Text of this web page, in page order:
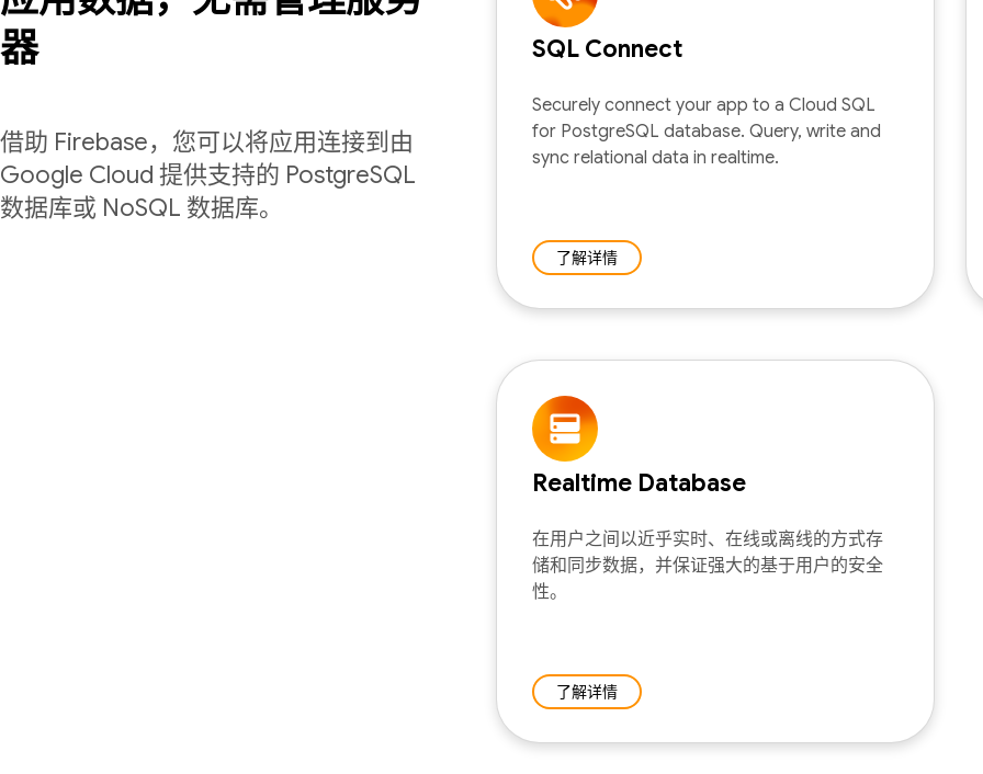
器
借助 Firebase，您可以将应用连接到由
Google Cloud 提供支持的 PostgreSQL
数据库或 NoSQL 数据库。
SQL Connect
Securely connect your app to a Cloud SQL
for PostgreSQL database. Query, write and
sync relational data in realtime.
了解详情
Realtime Database
在用户之间以近乎实时、在线或离线的方式存
储和同步数据，并保证强大的基于用户的安全
性。
了解详情